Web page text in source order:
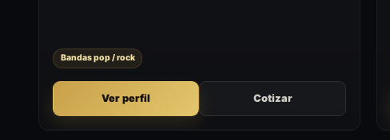
Bandas pop / rock
Ver perfil Cotizar